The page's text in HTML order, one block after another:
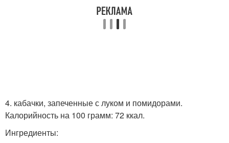
4. кабачки, запеченные с луком и помидорами.
Калорийность на 100 грамм: 72 ккал.
Ингредиенты: